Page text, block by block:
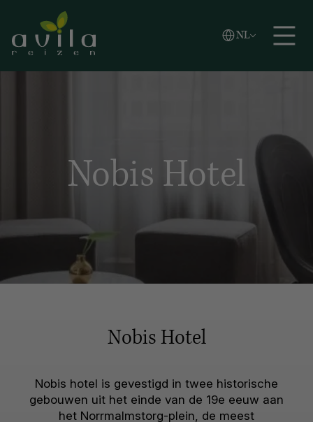
Zoeken
NL
Vlaams
English
Nobis Hotel
Nobis Hotel
Nobis hotel is gevestigd in twee historische
gebouwen uit het einde van de 19e eeuw aan
het Norrmalmstorg-plein, de meest